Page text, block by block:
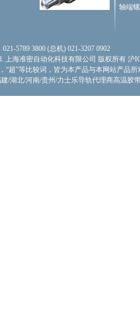
轴端
5789 3800 (总机) 021-3207 0902
上海准密自动化科技有限公司 版权所有 沪
“超”等比较词，皆为本产品与本网站产品所
/湖北/河南/贵州/力士乐导轨代理商高温胶